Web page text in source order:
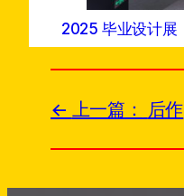
2025 毕业设计展
上一篇： 后作